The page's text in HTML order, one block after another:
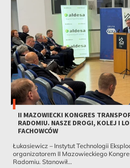
II MAZOWIECKI KONGRES
RADOMIU. NASZE DROGI, KOLEJ I
FACHOWCÓW
Łukasiewicz – Instytut Technologii
organizatorem II Mazowieckiego
Radomiu. Stanowił...